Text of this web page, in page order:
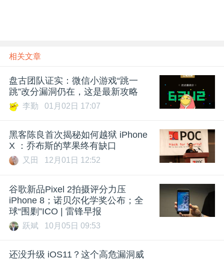
相关文章
盘古团队证实：微信小游戏“跳一
跳”改分漏洞仍在，这是最新攻略
李勤 01月02日 17:07
黑客陈良首次揭秘如何越狱 iPhone
X ：乔布斯的苹果终有缺口
又田 12月01日 12:52
谷歌新品Pixel 2拍摄评分力压
iPhone 8；诺贝尔化学奖公布；全
球“围剿”ICO | 雷锋早报
跃斌 10月05日 09:53
还没升级 iOS11？这个高危漏洞威